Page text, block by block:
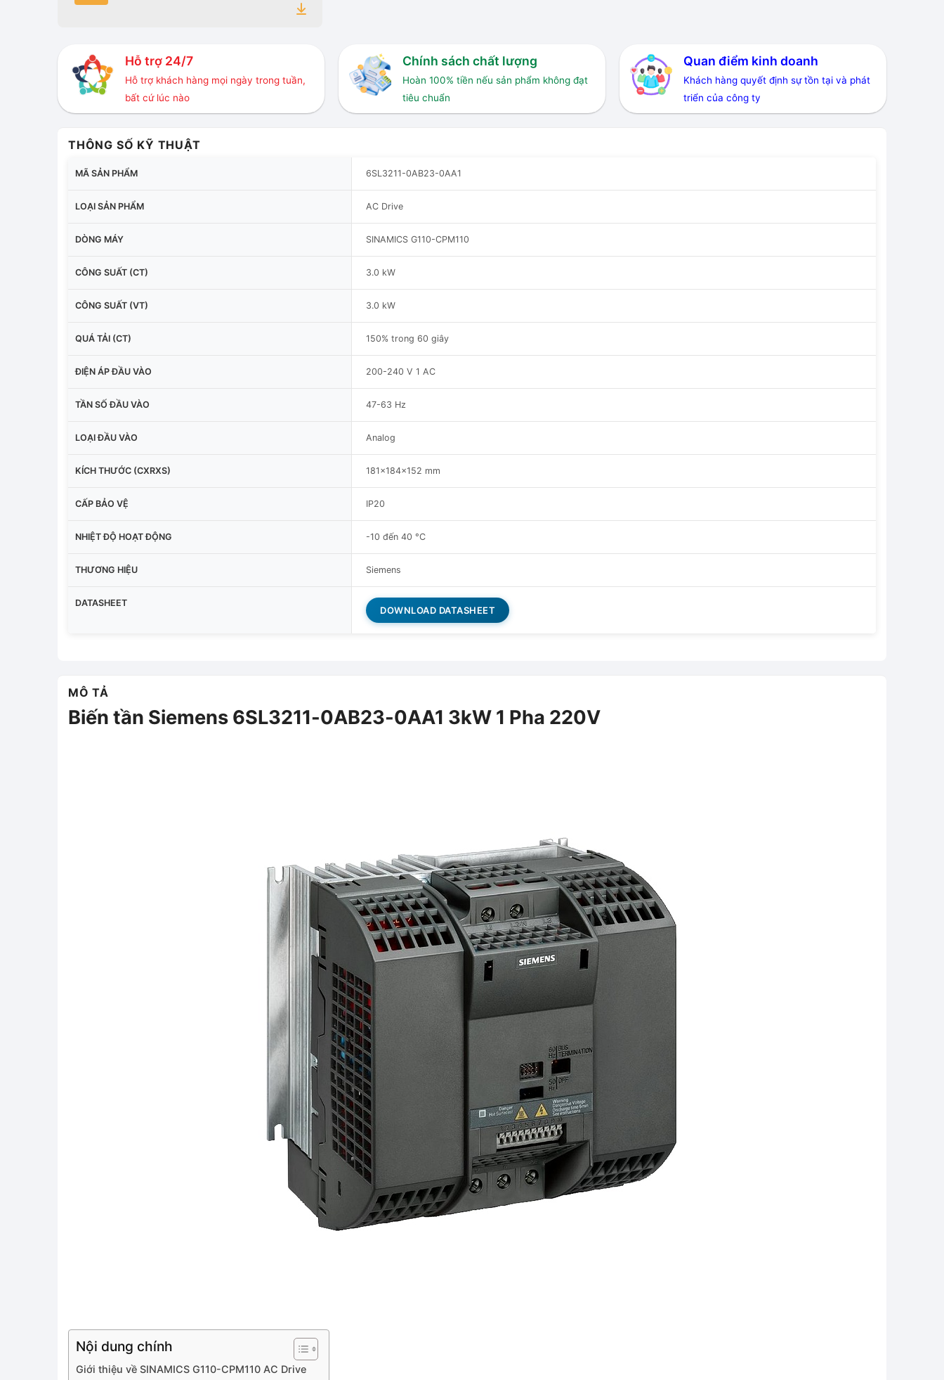
Hỗ trợ 24/7
Hỗ trợ khách hàng mọi ngày trong tuần,
bất cứ lúc nào
Chính sách chất lượng
Hoàn 100% tiền nếu sản phẩm không đạt
tiêu chuẩn
Quan điểm kinh doanh
Khách hàng quyết định sự tồn tại và phát
triển của công ty
THÔNG SỐ KỸ THUẬT
MÃ SẢN PHẨM 6SL3211-0AB23-0AA1
LOẠI SẢN PHẨM AC Drive
DÒNG MÁY SINAMICS G110-CPM110
CÔNG SUẤT (CT) 3.0 kW
CÔNG SUẤT (VT) 3.0 kW
QUÁ TẢI (CT) 150% trong 60 giây
ĐIỆN ÁP ĐẦU VÀO 200-240 V 1 AC
TẦN SỐ ĐẦU VÀO 47-63 Hz
LOẠI ĐẦU VÀO Analog
KÍCH THƯỚC (CXRXS) 181x184x152 mm
CẤP BẢO VỆ IP20
NHIỆT ĐỘ HOẠT ĐỘNG -10 đến 40 °C
THƯƠNG HIỆU Siemens
DATASHEET
DOWNLOAD DATASHEET
MÔ TẢ
Biến tần Siemens 6SL3211-0AB23-0AA1 3kW 1 Pha 220V
Nội dung chính
Giới thiệu về SINAMICS G110-CPM110 AC Drive